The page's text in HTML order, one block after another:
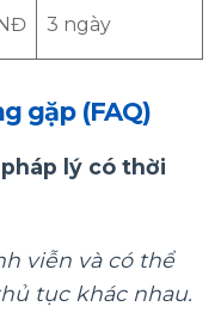
3 ngày
gặp (FAQ)
lý có thời
viễn và có thể
tục khác nhau.